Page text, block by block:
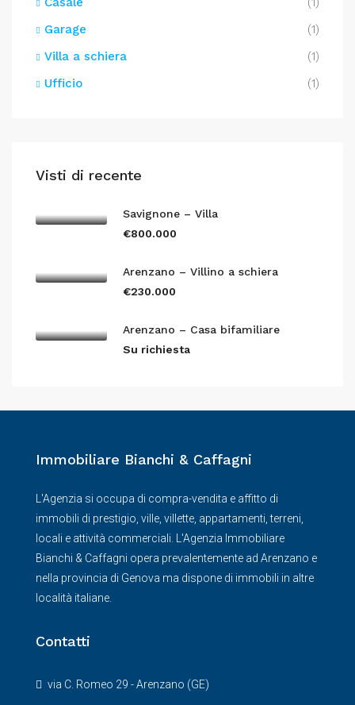
Garage
(1)
Villa a schiera
(1)
Ufficio
(1)
Visti di recente
Savignone – Villa
€800.000
Arenzano – Villino a schiera
€230.000
Arenzano – Casa bifamiliare
Su richiesta
Immobiliare Bianchi & Caffagni
L'Agenzia si occupa di compra-vendita e affitto di
immobili di prestigio, ville, villette, appartamenti, terreni,
locali e attività commerciali. L'Agenzia Immobiliare
Bianchi & Caffagni opera prevalentemente ad Arenzano e
nella provincia di Genova ma dispone di immobili in altre
località italiane.
Contatti
via C. Romeo 29 - Arenzano (GE)